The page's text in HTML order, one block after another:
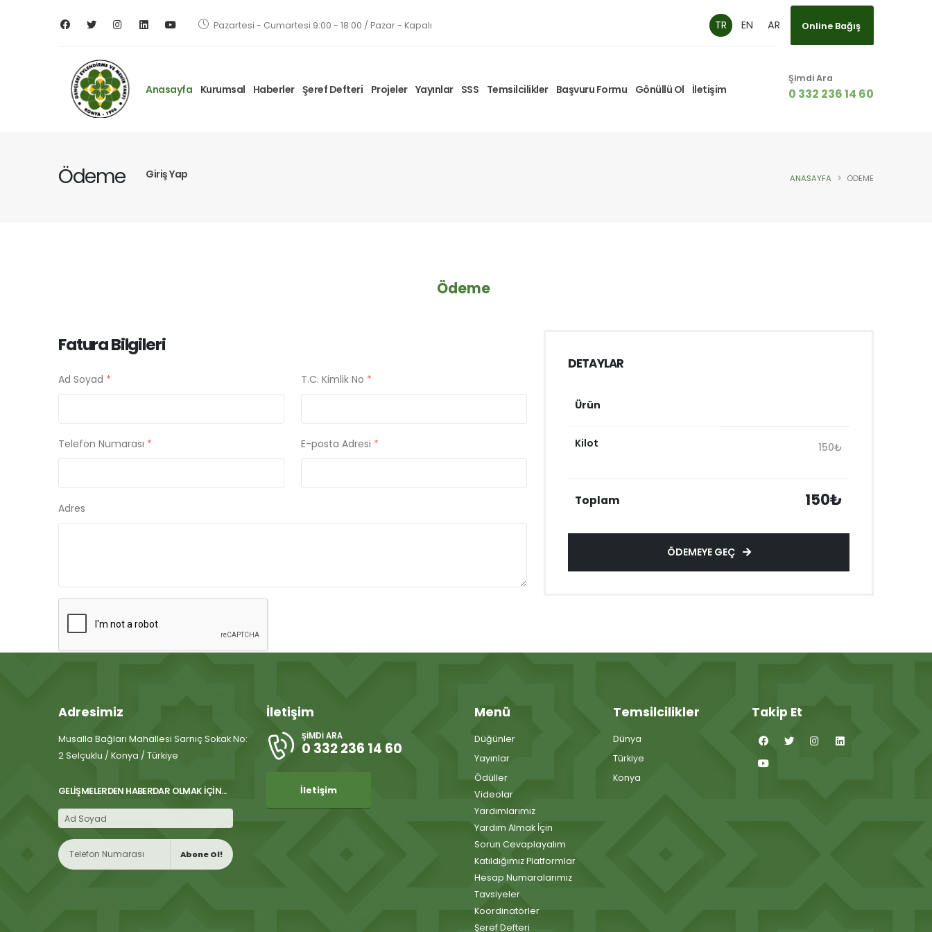
Pazartesi - Cumartesi 9:00 - 18:00 / Pazar - Kapalı TR EN AR Online Bağış
Anasayfa Kurumsal Haberler Şeref Defteri Projeler Yayınlar SSS Temsilcilikler Başvuru Formu Gönüllü Ol İletişim
Giriş Yap
Şimdi Ara
0 332 236 14 60
Ödeme ANASAYFA ÖDEME
Ödeme
Fatura Bilgileri
Ad Soyad * T.C. Kimlik No *
Telefon Numarası * E-posta Adresi *
Adres
DETAYLAR
Ürün
Kilot 150₺
Toplam 150₺
ÖDEMEYE GEÇ
Adresimiz
Musalla Bağları Mahallesi Sarnıç Sokak No:
2 Selçuklu / Konya / Türkiye
GELIŞMELERDEN HABERDAR OLMAK İÇIN...
Abone Ol!
İletişim
ŞIMDI ARA
0 332 236 14 60
İletişim
Menü
Düğünler
Yayınlar
Ödüller
Videolar
Yardımlarımız
Yardım Almak İçin
Sorun Cevaplayalım
Katıldığımız Platformlar
Hesap Numaralarımız
Tavsiyeler
Koordinatörler
Şeref Defteri
Temsilcilikler
Dünya
Türkiye
Konya
Takip Et